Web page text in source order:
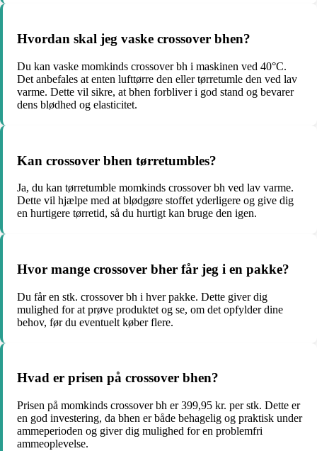
Hvordan skal jeg vaske crossover bhen?
Du kan vaske momkinds crossover bh i maskinen ved 40°C.
Det anbefales at enten lufttørre den eller tørretumle den ved lav
varme. Dette vil sikre, at bhen forbliver i god stand og bevarer
dens blødhed og elasticitet.
Kan crossover bhen tørretumbles?
Ja, du kan tørretumble momkinds crossover bh ved lav varme.
Dette vil hjælpe med at blødgøre stoffet yderligere og give dig
en hurtigere tørretid, så du hurtigt kan bruge den igen.
Hvor mange crossover bher får jeg i en pakke?
Du får en stk. crossover bh i hver pakke. Dette giver dig
mulighed for at prøve produktet og se, om det opfylder dine
behov, før du eventuelt køber flere.
Hvad er prisen på crossover bhen?
Prisen på momkinds crossover bh er 399,95 kr. per stk. Dette er
en god investering, da bhen er både behagelig og praktisk under
ammeperioden og giver dig mulighed for en problemfri
ammeoplevelse.